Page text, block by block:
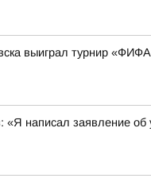
выиграл турнир
«Я написал заявление об